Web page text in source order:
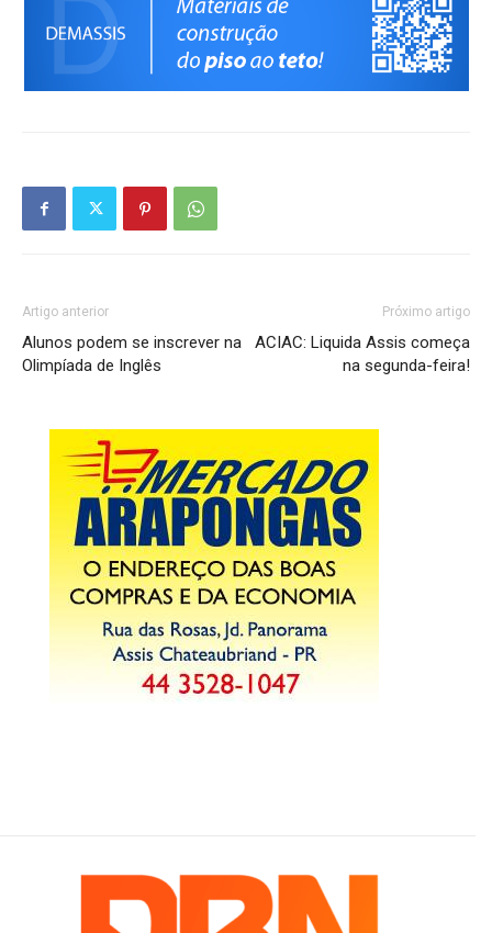
Artigo anterior
Alunos podem se inscrever na
Olimpíada de Inglês
Próximo artigo
ACIAC: Liquida Assis começa
na segunda-feira!